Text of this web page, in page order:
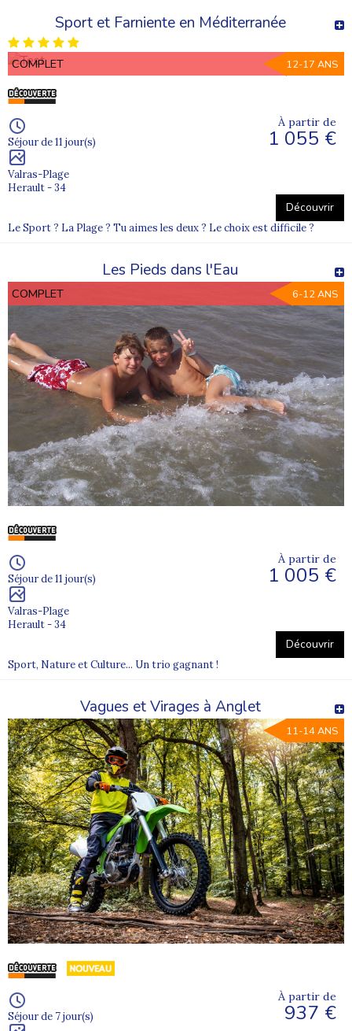
Sport et Farniente en Méditerranée
COMPLET 12-17 ANS
Séjour de 11 jour(s)
Valras-Plage
Herault - 34
À partir de
1 055 €
Découvrir
Le Sport ? La Plage ? Tu aimes les deux ? Le choix est difficile ?
Les Pieds dans l'Eau
COMPLET 6-12 ANS
Séjour de 11 jour(s)
Valras-Plage
Herault - 34
À partir de
1 005 €
Découvrir
Sport, Nature et Culture... Un trio gagnant !
Vagues et Virages à Anglet
11-14 ANS
Séjour de 7 jour(s)
À partir de
937 €